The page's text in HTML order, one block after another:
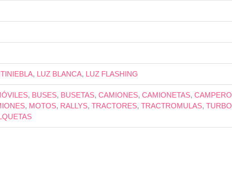
, LUZ BLANCA, LUZ FLASHING
, BUSES, BUSETAS,CAMIONES,CAMIONETAS,
, MOTOS, RALLYS,TRACTORES,TRACTROMULAS,